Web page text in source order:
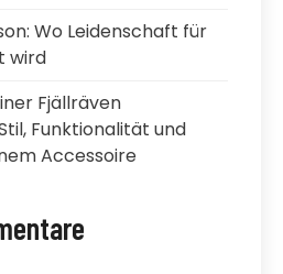
Wo Leidenschaft für
wird
Fjällräven
Funktionalität und
Accessoire